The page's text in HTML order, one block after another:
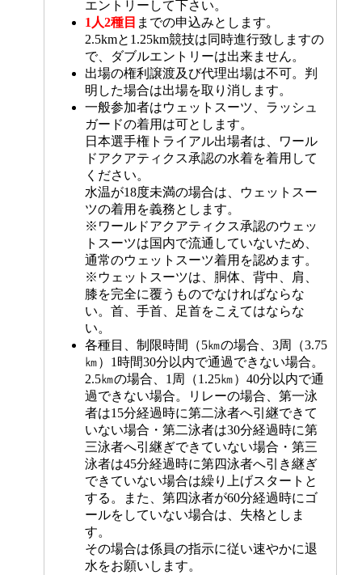
エントリーして下さい。
1人2種目 までの申込みとします。
2.5kmと1.25km競技は同時進行致しますの
で、ダブルエントリーは出来ません。
出場の権利譲渡及び代理出場は不可。判
明した場合は出場を取り消します。
一般参加者はウェットスーツ、ラッシュ
ガードの着用は可とします。
日本選手権トライアル出場者は、ワール
ドアクアティクス承認の水着を着用して
ください。
水温が18度未満の場合は、ウェットスー
ツの着用を義務とします。
※ワールドアクアティクス承認のウェッ
トスーツは国内で流通していないため、
通常のウェットスーツ着用を認めます。
※ウェットスーツは、胴体、背中、肩、
膝を完全に覆うものでなければならな
い。首、手首、足首をこえてはならな
い。
各種目、制限時間（5㎞の場合、3周（3.75
㎞）1時間30分以内で通過できない場合。
2.5㎞の場合、1周（1.25㎞）40分以内で通
過できない場合。リレーの場合、第一泳
者は15分経過時に第二泳者へ引継できて
いない場合・第二泳者は30分経過時に第
三泳者へ引継ぎできていない場合・第三
泳者は45分経過時に第四泳者へ引き継ぎ
できていない場合は繰り上げスタートと
する。また、第四泳者が60分経過時にゴ
ールをしていない場合は、失格としま
す。
その場合は係員の指示に従い速やかに退
水をお願いします。